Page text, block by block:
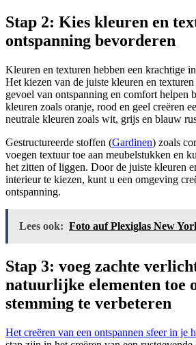
Stap 2: Kies kleuren en
ontspanning bevorderen
Kleuren en texturen hebben een krachtige
Het kiezen van de juiste kleuren en
gevoel van ontspanning en comfort helpen
kleuren zoals oranje, rood en geel creëren
neutrale kleuren zoals wit, grijs en blauw
Gestructureerde stoffen (Gardinen) zoals
voegen textuur toe aan meubelstukken en
het zitten of liggen. Door de juiste kleuren
interieur te kiezen, kunt u een omgeving
ontspanning.
Lees ook: Foto auf Plexiglas New
Stap 3: voeg zachte
natuurlijke elementen toe
stemming te verbeteren
Het creëren van een ontspannen sfeer in je